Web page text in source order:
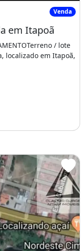
em ItapoãVenda
em Itapoã
/ lote
localizado em Itapoã,